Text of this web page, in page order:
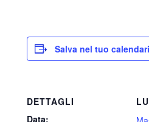
Salva nel tuo
DETTAGLI
Data: